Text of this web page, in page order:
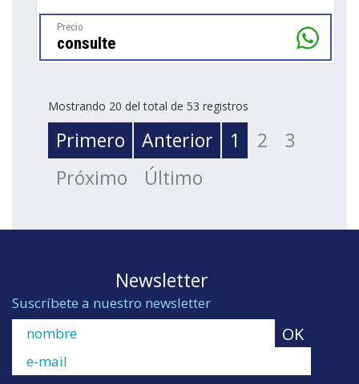
Precio
consulte
Mostrando 20 del total de 53 registros
Primero Anterior 1 2
3
Próximo
Último
Newsletter
Suscríbete a nuestro newsletter